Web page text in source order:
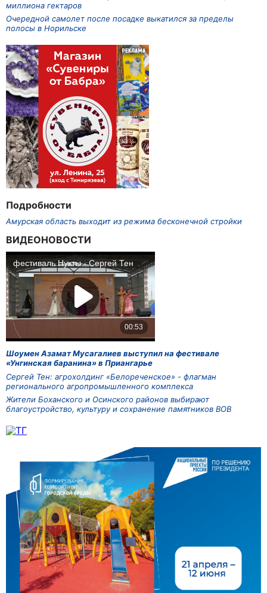
миллиона гектаров
Очередной самолет после посадке выкатился за пределы
полосы в Норильске
Подробности
Амурская область выходит из режима бесконечной стройки
ВИДЕОНОВОСТИ
Шоумен Азамат Мусагалиев выступил на фестивале
«Унгинская баранина» в Приангарье
Сергей Тен: агрохолдинг «Белореченское» - флагман
регионального агропромышленного комплекса
Жители Боханского и Осинского районов выбирают
благоустройство, культуру и сохранение памятников ВОВ